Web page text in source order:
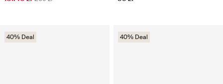
40% Deal 40% Deal